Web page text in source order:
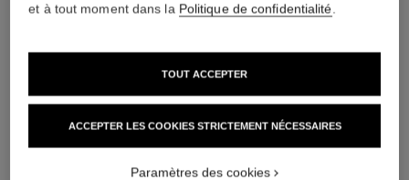
L'ACCORD PARFAIT
et à tout moment dans la Politique de confidentialité
ACCEPTER LES COOKIES STRICTEMENT NÉCESSAIRES
TOUT ACCEPTER
Paramètres des cookies